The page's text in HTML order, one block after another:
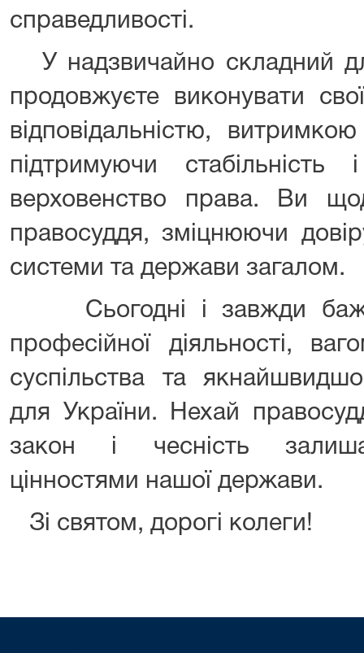
справедливості.
У надзвичайно складний
продовжуєте виконувати
відповідальністю,
підтримуючи
верховенство права. Ви
правосуддя, зміцнюючи
системи та держави загалом.
Сьогодні і завжди
професійної діяльності,
суспільства та
для України. Нехай
закон і чесність
цінностями нашої держави.
Зі святом, дорогі колеги!